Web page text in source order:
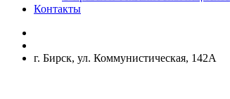
Контакты
г. Бирск, ул. Коммунистическая, 142А